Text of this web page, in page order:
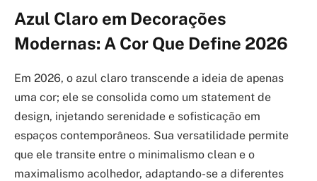
Azul Claro em Decorações
Modernas: A Cor Que Define 2026
Em 2026, o azul claro transcende a ideia de apenas
uma cor; ele se consolida como um statement de
design, injetando serenidade e sofisticação em
espaços contemporâneos. Sua versatilidade permite
que ele transite entre o minimalismo clean e o
maximalismo acolhedor, adaptando-se a diferentes